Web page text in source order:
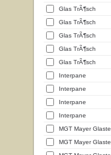
Glas TrÃ¶sch
Glas TrÃ¶sch
Glas TrÃ¶sch
Glas TrÃ¶sch
Glas TrÃ¶sch
Interpane
Interpane
Interpane
Interpane
MGT Mayer
MGT Mayer